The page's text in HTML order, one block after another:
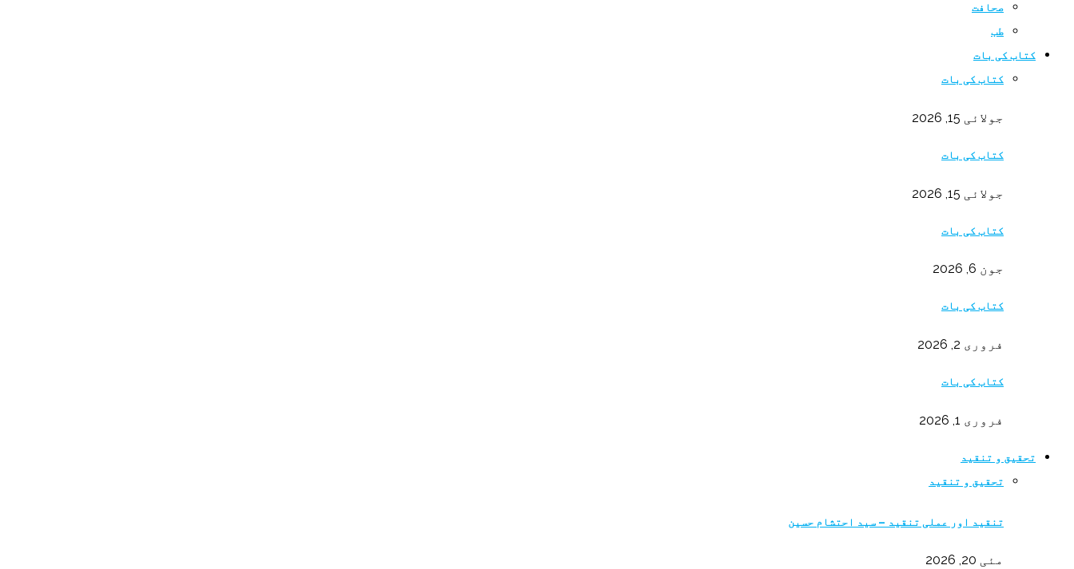
صحافت
طب
کتاب کی بات
کتاب کی بات
جولائی 15, 2026
کتاب کی بات
جولائی 15, 2026
کتاب کی بات
جون 6, 2026
کتاب کی بات
فروری 2, 2026
کتاب کی بات
فروری 1, 2026
تحقیق و تنقید
تحقیق و تنقید
تنقید اور عملی تنقید – سید احتشام حسین
مئی 20, 2026